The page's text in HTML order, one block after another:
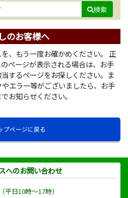
検索
のお客様へ
、もう一度お確かめください。 正
ページが表示される場合は、お手
するページをお探しください。ま
エラー等がございましたら、お手
お知らせください。
プページに戻る
へのお問い合わせ
平日10時～17時）